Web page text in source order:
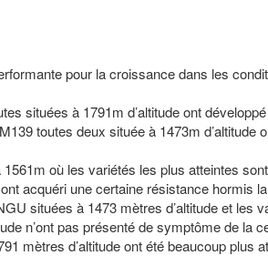
pour la croissance dans les
situées à 1791m d’altitude ont
toutes deux située à 1473m d’altitude
1561m où les variétés les plus atteintes
acquéri une certaine résistance hormis
situées à 1473 mètres d’altitude et les
n’ont pas présenté de symptôme de la
mètres d’altitude ont été beaucoup plus